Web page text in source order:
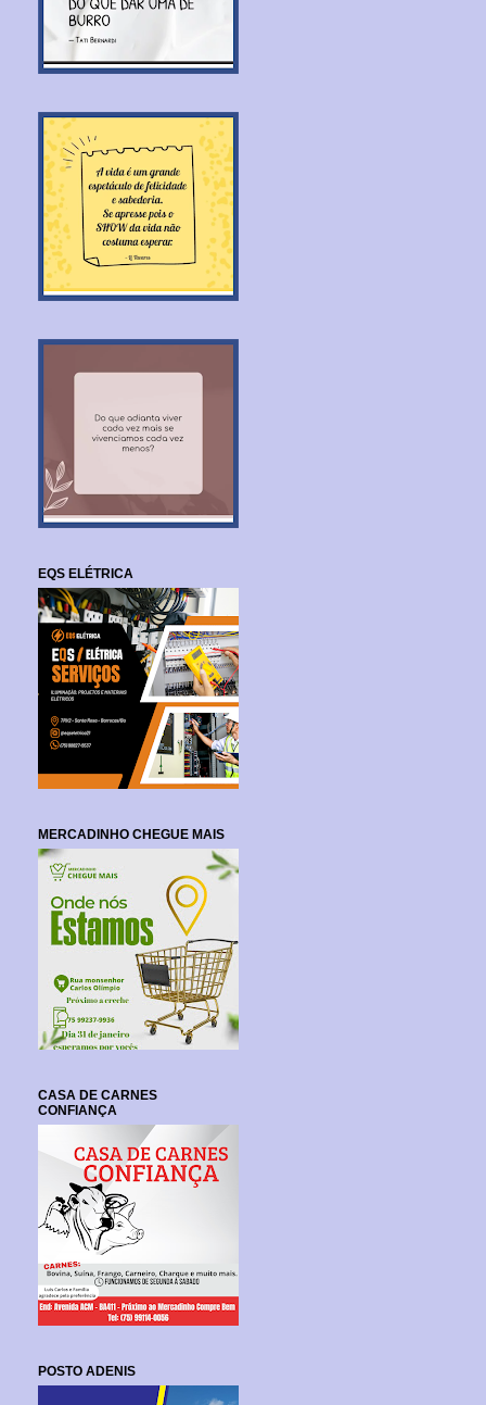
EQS ELÉTRICA
MERCADINHO CHEGUE MAIS
CASA DE CARNES
CONFIANÇA
POSTO ADENIS